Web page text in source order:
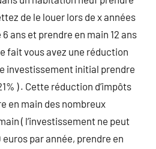
de le louer lors de x années
ans et prendre en main 12 ans
fait vous avez une réduction
investissement initial prendre
) . Cette réduction d’impôts
en main des nombreux
( l’investissement ne peut
par année, prendre en